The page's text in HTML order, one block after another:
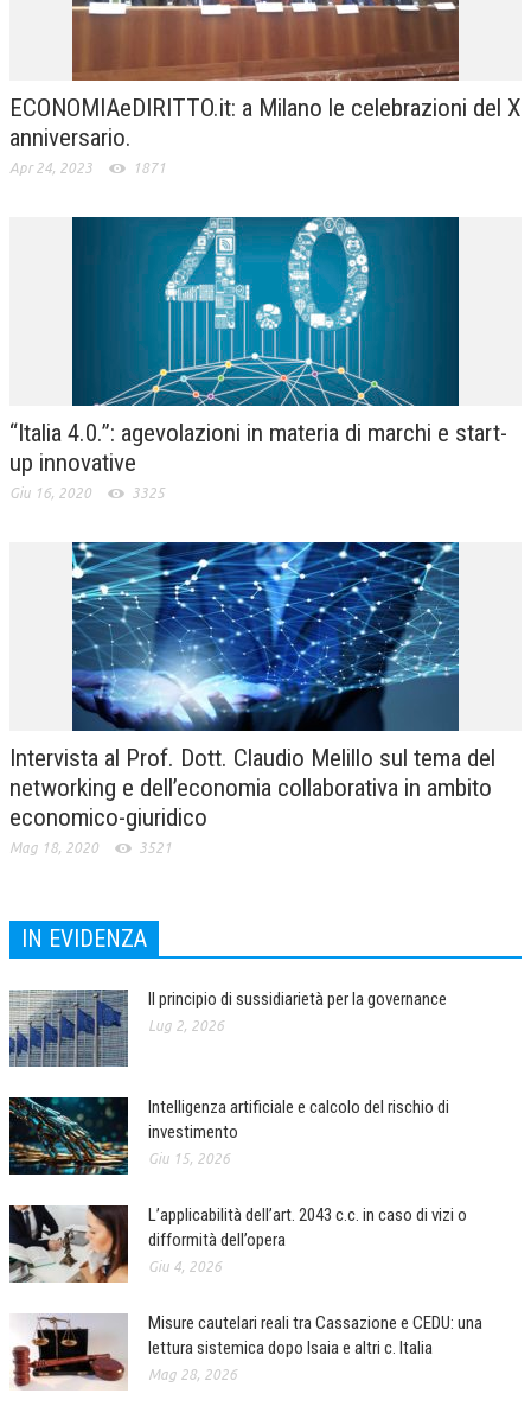
ECONOMIAeDIRITTO.it: a Milano le celebrazioni del X
anniversario.
Apr 24, 2023 1871
“Italia 4.0.”: agevolazioni in materia di marchi e start-
up innovative
Giu 16, 2020 3325
Intervista al Prof. Dott. Claudio Melillo sul tema del
networking e dell’economia collaborativa in ambito
economico-giuridico
Mag 18, 2020 3521
IN EVIDENZA
Il principio di sussidiarietà per la governance
Lug 2, 2026
Intelligenza artificiale e calcolo del rischio di
investimento
Giu 15, 2026
L’applicabilità dell’art. 2043 c.c. in caso di vizi o
difformità dell’opera
Giu 4, 2026
Misure cautelari reali tra Cassazione e CEDU: una
lettura sistemica dopo Isaia e altri c. Italia
Mag 28, 2026